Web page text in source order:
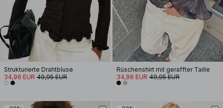
Strukturierte Drahtbluse
34,96 EUR 49,95 EUR
Rüschenshirt mit geraffter Taille
34,96 EUR 49,95 EUR